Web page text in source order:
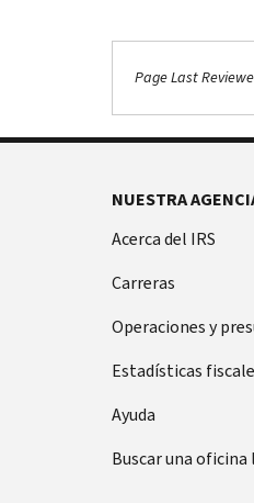
Page Last
NUESTRA
Acerca del IRS
Carreras
Operaciones y
Estadísticas
Ayuda
Buscar una oficina